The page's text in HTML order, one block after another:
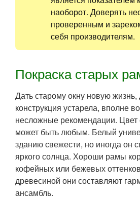
наоборот. Доверять
проверенным и
себя производителям.
Покраска старых
Дать старому окну новую
конструкция устарела, вполне
несложные рекомендации. Цвет
может быть любым. Белый
зданию свежести, но иногда он
яркого солнца. Хороши рамы
кофейных или бежевых
древесиной они составляют
ансамбль.